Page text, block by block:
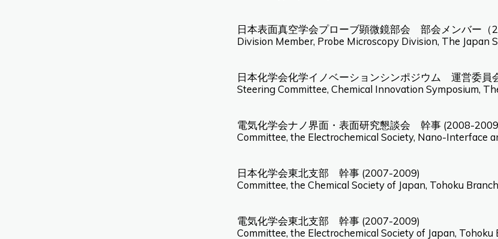
日本表面真空学会プローブ顕微鏡部会 部会メンバー（
Division Member, Probe Microscopy Division, The
日本化学会化学イノベーションシンポジウム 運営委員
Steering Committee, Chemical Innovation Symposium,
電気化学会ナノ界面・表面研究懇談会 幹事 (2008-
Committee, the Electrochemical Society, Nano-Interface
日本化学会東北支部 幹事 (2007-2009)
Committee, the Chemical Society of Japan, Tohoku
電気化学会東北支部 幹事 (2007-2009)
Committee, the Electrochemical Society of Japan,